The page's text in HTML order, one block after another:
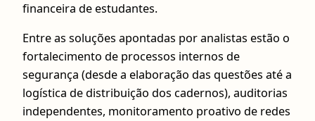
financeira de estudantes.
Entre as soluções apontadas por analistas estão o
fortalecimento de processos internos de
segurança (desde a elaboração das questões até a
logística de distribuição dos cadernos), auditorias
independentes, monitoramento proativo de redes